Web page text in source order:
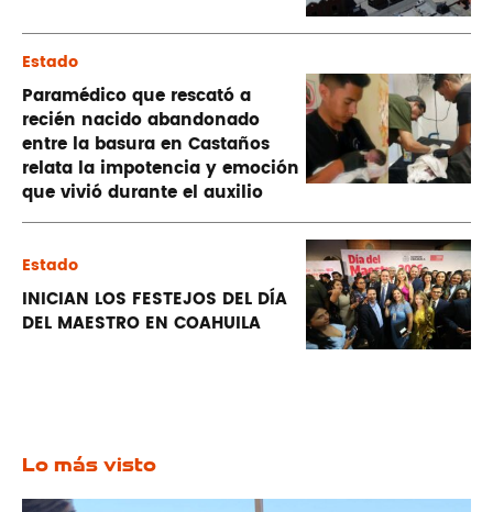
Estado
Paramédico que rescató a
recién nacido abandonado
entre la basura en Castaños
relata la impotencia y emoción
que vivió durante el auxilio
Estado
INICIAN LOS FESTEJOS DEL DÍA
DEL MAESTRO EN COAHUILA
Lo más visto